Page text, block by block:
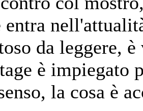
entra
da leggere,
è impiegato
la cosa è